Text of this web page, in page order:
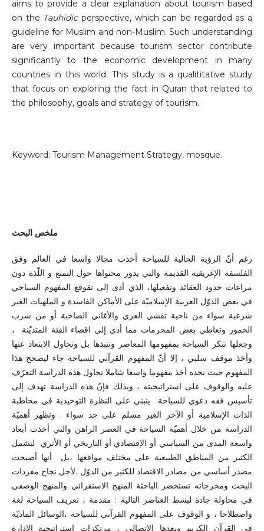
aims to provide a clear explanation about tourism based
on the Tauhidicperspective, which can be regarded as a
guideline for Muslim and non-Muslim. Such understanding
are very important because tourism sector contribute
significantly to the economic development in many
countries in this world. This study is a qualititative study
that focus on exploring the fact in Quran that related to
the philosophy, goals and strategy of tourism.
Keyword: Tourism Management Strategy, mosque.
ملخص البحث
رغم أنّ الرؤية الحالية للسياحة أخذت مجالا واسعا في العالم وفق
الفلسفة الإغريقية القديمة والتي يدور محتواها حول التمتع و اللّذة دون
مراعات حدود العقائد وتفعيلها، الذي أدى إلى تقوقع المفهوم السياحي
في بعض الدوّل العربية الإسلاميّة على الأماكن الفاسدة و الملهيات الغير
شرعية سواء من ناحية تفشي العري والأغاني الصاخبة أو من شرب
الخمور وتعاطي بعض المحرمات مما أدى إلى اقصاء الفئة المتديّنة ،
وجعلها تنكر السياحة بمفهومها المعاصر وتنبذها بل وتحاول الابتعاد عنها
وأخذ موقف سلبي ، إلا أنّ المفهوم القرآني للسياحة جاء ليصحح هذا
المفهوم حيث نجده أخذ مفهوما واسعا شاملا تحاول هذه الدراسة التعرّف
عليه والوقوف على استراتيجيته ، وبذلك فإنّ هذه الدراسة تهدف إلى
تأسيس فقه دعوي للسياحة ينبني على النظرة التوحيدية في مخاطبة
الذات الإسلامية أو الآخر الغير مسلم على حد سواء . وتظهر أهميّة
الدراسة من خلال أهميّة السياحة في العصر الراهن والتي أخذت أبعاد
واسعة المدى من السياسي أو الإقتصادي أو التاريخي أو الأثري لتشمل
الكثير من المناطق الطبيعية على مختلف مواقعها ،بل أنها أصبحت
مصدر أساسي من مصادر الاقتصاد للكثير من الدوّل .لأجل نجاح مفردات
البحث ومخرجاته تستحضر الباحثة المنهج الاستقرائي والمنهج الوصفي
في محاولة جادة لبسط العناصر التالية : مقدمة ، تعريف السياحة لغة
واصطلاحا ، و الوقوف على المفهوم القرآني للسياحة ،الوسائل الماديّة
في القرآن الكريم وبعدها الاتصالي ، مرتكزات استراتيجية الادارة